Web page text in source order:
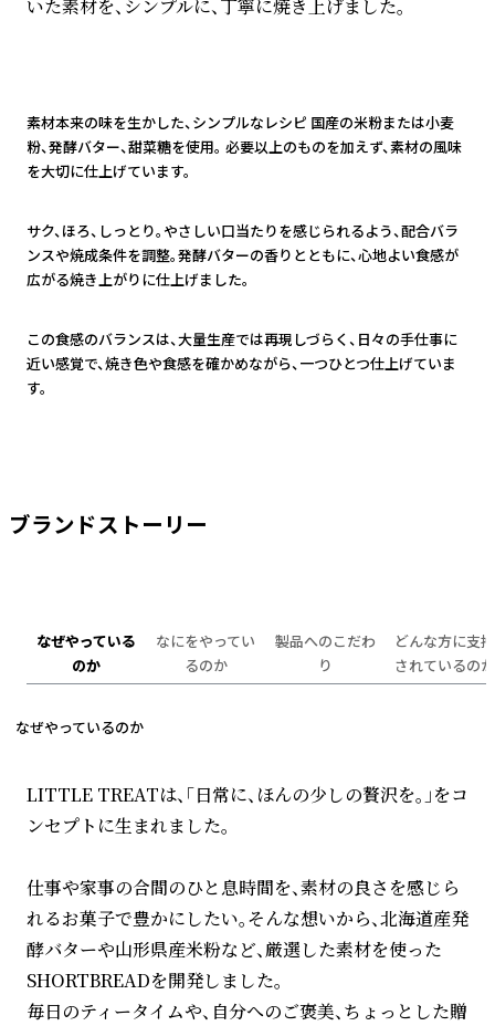
素材本来の味を生かした、シンプルなレシピ 国産の米粉または小麦
粉、発酵バター、甜菜糖を使用。 必要以上のものを加えず、素材の風味
を大切に仕上げています。
サク、ほろ、しっとり。やさしい口当たりを感じられるよう、配合バラ
ンスや焼成条件を調整。発酵バターの香りとともに、心地よい食感が
広がる焼き上がりに仕上げました。
この食感のバランスは、大量生産では再現しづらく、日々の手仕事に
近い感覚で、焼き色や食感を確かめながら、一つひとつ仕上げていま
す。
ブランドストーリー
なぜやっている
のか
なにをやってい
るのか
製品へのこだわ
り
どんな方に支持
されているのか
なぜやっているのか
LITTLE TREATは、「日常に、ほんの少しの贅沢を。」をコ
ンセプトに生まれました。
仕事や家事の合間のひと息時間を、素材の良さを感じら
れるお菓子で豊かにしたい。そんな想いから、北海道産発
酵バターや山形県産米粉など、厳選した素材を使った
SHORTBREADを開発しました。
毎日のティータイムや、自分へのご褒美、ちょっとした贈